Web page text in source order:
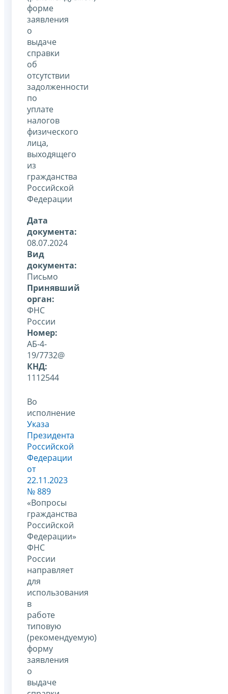
форме
заявления
о
выдаче
справки
об
отсутствии
задолженности
по
уплате
налогов
физического
лица,
выходящего
из
гражданства
Российской
Федерации
Дата
документа:
08.07.2024
Вид
документа:
Письмо
Принявший
орган:
ФНС
России
Номер:
АБ-4-
19/7732@
КНД:
1112544
Во
исполнение
Указа
Президента
Российской
Федерации
от
22.11.2023
№ 889
«Вопросы
гражданства
Российской
Федерации»
ФНС
России
направляет
для
использования
в
работе
типовую
(рекомендуемую)
форму
заявления
о
выдаче